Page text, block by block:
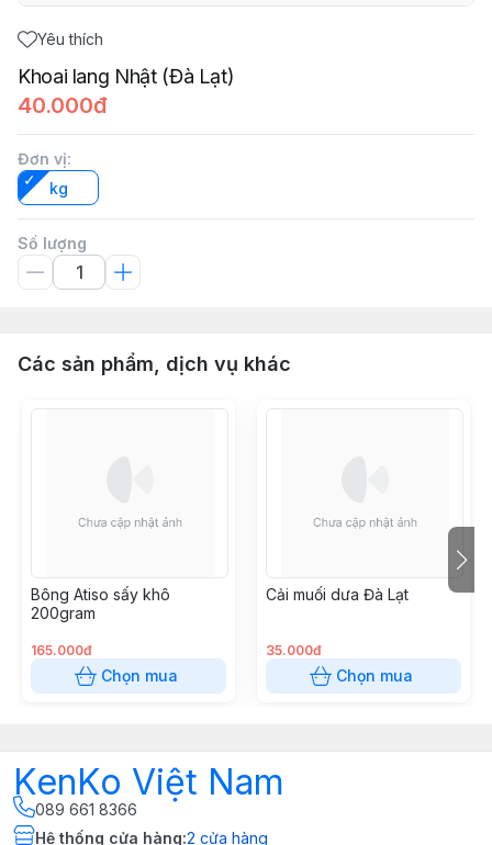
Yêu thích
Khoai lang Nhật (Đà Lạt)
40.000đ
Đơn vị:
kg
Số lượng
Các sản phẩm, dịch vụ khác
Bông Atiso sấy khô
200gram
165.000đ
Chọn mua
Cải muối dưa Đà Lạt
35.000đ
Chọn mua
KenKo Việt Nam
089 661 8366
Hệ thống cửa hàng:2 cửa hàng